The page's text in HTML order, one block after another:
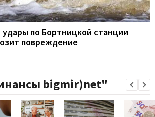
удары по Бортницкой станции
повреждение
bigmir)net"